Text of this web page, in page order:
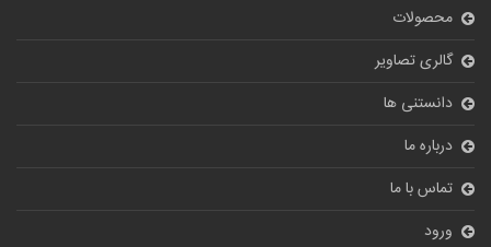
محصولات
گالری تصاویر
دانستنی ها
درباره ما
تماس با ما
ورود